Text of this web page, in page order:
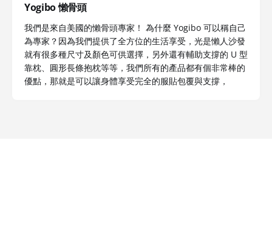
Yogibo 懶骨頭
我們是來自美國的懶骨頭專家！ 為什麼 Yogibo 可以稱自己
為專家？因為我們提供了全方位的生活享受，光是懶人沙發
就有很多種尺寸及顏色可供選擇，另外還有輔助支撐的 U 型
靠枕、圓形長條抱枕等等，我們所有的產品都有個非常棒的
優點，那就是可以讓身體享受完全的服貼包覆與支撐，